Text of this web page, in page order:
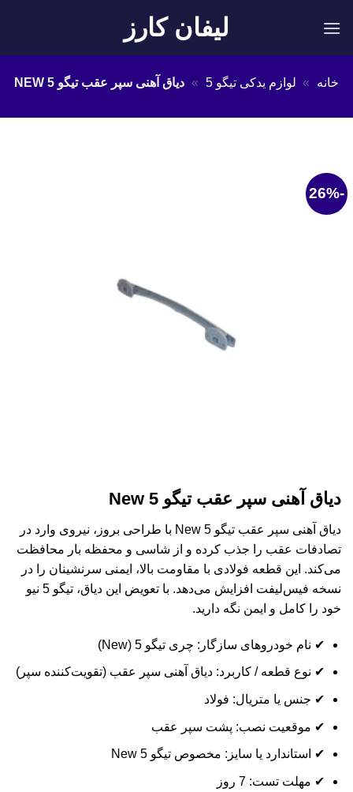
لیفان کارز
خانه » لوازم یدکی تیگو 5 » دیاق آهنی سپر عقب تیگو 5 NEW
-26%
دیاق آهنی سپر عقب تیگو 5 New
دیاق آهنی سپر عقب تیگو 5 New با طراحی بروز، نیروی وارد در
تصادفات عقب را جذب کرده و از شاسی و محفظه بار محافظت
می‌کند. این قطعه فولادی با مقاومت بالا، ایمنی سرنشینان را در
نسخه فیس‌لیفت افزایش می‌دهد. با تعویض این دیاق، تیگو 5 نیو
خود را کامل و ایمن نگه دارید.
✔ نام خودروهای سازگار: چری تیگو 5 (New)
✔ نوع قطعه / کاربرد: دیاق آهنی سپر عقب (تقویت‌کننده سپر)
✔ جنس یا متریال: فولاد
✔ موقعیت نصب: پشت سپر عقب
✔ استاندارد یا سایز: مخصوص تیگو 5 New
✔ مهلت تست: 7 روز